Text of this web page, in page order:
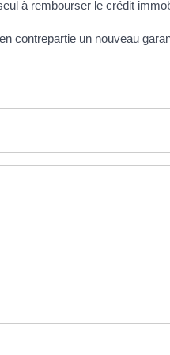
à rembourser le crédit
contrepartie un nouveau